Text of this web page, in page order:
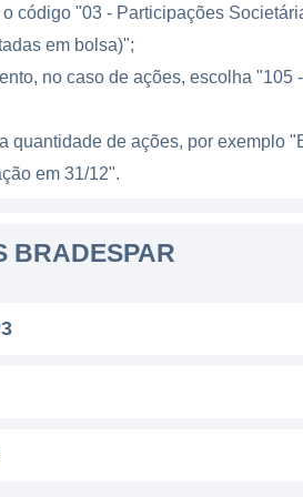
A empresa possui uma
com a responsabilidade
suas comunidades e partes
que promovem a
empresa se destacou pela
brasileiro. Entre os
código "03 - Participações
em bolsa)";
no caso de ações, escolha "105
quantidade de ações, por exemplo
em 31/12".
BRADESPAR